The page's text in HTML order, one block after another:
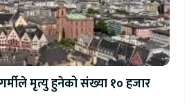
मृत्यु हुनेको संख्या १० हजार